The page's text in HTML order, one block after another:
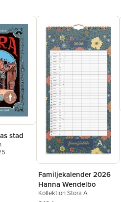
stad
Familjekalender 2026
Hanna Wendelbo
Kollektion Stora A